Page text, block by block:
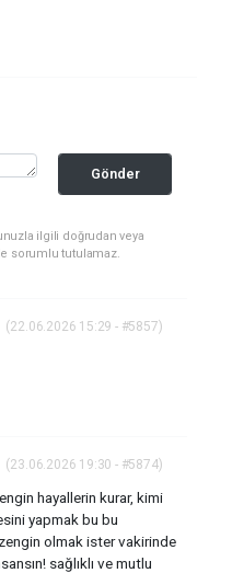
Gönder
ilgili doğrudan veya
sorumlu tutulamaz.
(22.06.2026 15:29 - #5857)
(23.06.2026 19:30 - #5874)
hayallerin kurar, kimi
yapmak bu bu
olmak ister vakirinde
sağlıklı ve mutlu